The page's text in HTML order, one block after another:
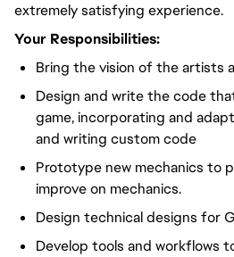
extremely satisfying experience.
Your Responsibilities:
Bring the vision of the artists
Design and write the code
game, incorporating and
and writing custom code
Prototype new mechanics to
improve on mechanics.
Design technical designs for
Develop tools and workflows